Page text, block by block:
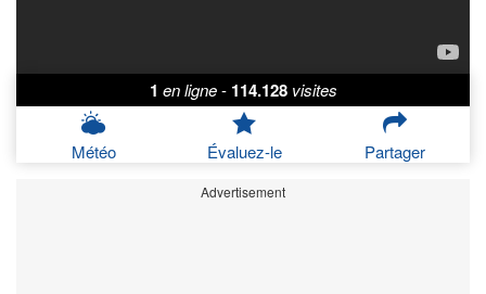
1 en ligne - 114.128 visites
Météo Évaluez-le Partager
Advertisement